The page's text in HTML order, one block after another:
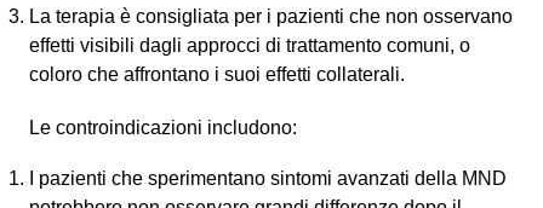
La terapia è consigliata per i pazienti che non osservano
effetti visibili dagli approcci di trattamento comuni, o
coloro che affrontano i suoi effetti collaterali.
Le controindicazioni includono:
I pazienti che sperimentano sintomi avanzati della MND